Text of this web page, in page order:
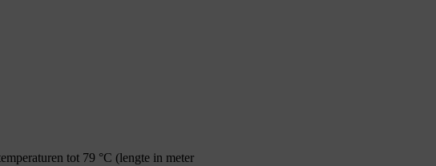
tot 79 °C (lengte in meter